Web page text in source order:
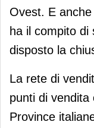
Ovest. E anche
ha il compito di
disposto la
La rete di
punti di
Province